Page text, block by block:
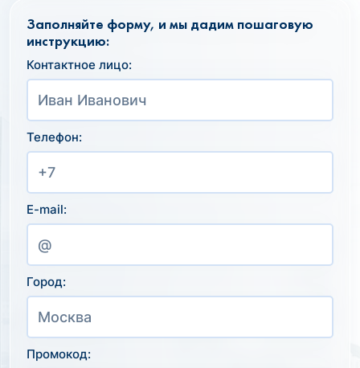
Заполняйте форму, и мы дадим пошаговую
инструкцию:
Контактное лицо:
Телефон:
E-mail:
Город:
Промокод: